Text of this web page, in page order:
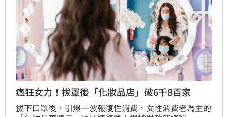
瘋狂女力！拔罩後「化妝品店」破6千8百家
拔下口罩後，引爆一波報復性消費，女性消費者為主的